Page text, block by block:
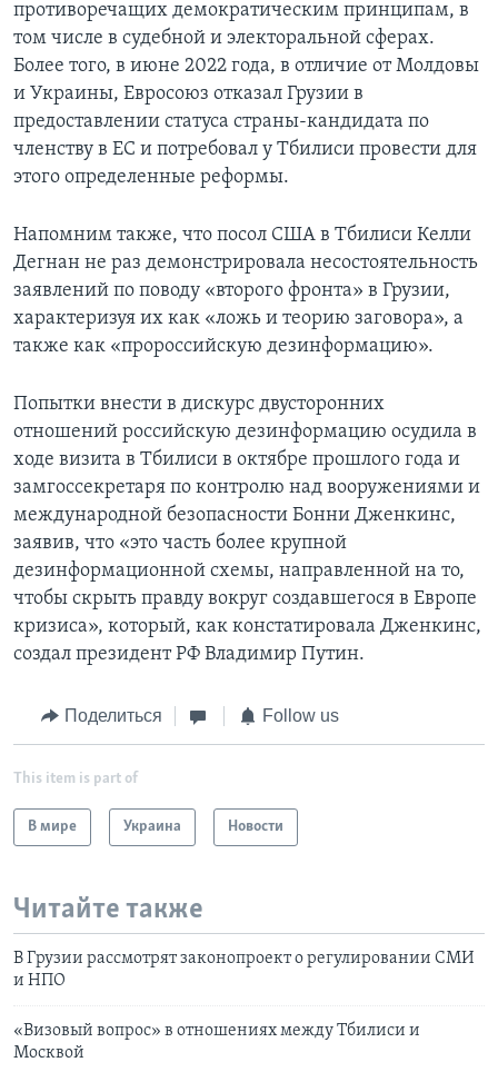
противоречащих демократическим принципам, в
том числе в судебной и электоральной сферах.
Более того, в июне 2022 года, в отличие от Молдовы
и Украины, Евросоюз отказал Грузии в
предоставлении статуса страны-кандидата по
членству в ЕС и потребовал у Тбилиси провести для
этого определенные реформы.
Напомним также, что посол США в Тбилиси Келли
Дегнан не раз демонстрировала несостоятельность
заявлений по поводу «второго фронта» в Грузии,
характеризуя их как «ложь и теорию заговора», а
также как «пророссийскую дезинформацию».
Попытки внести в дискурс двусторонних
отношений российскую дезинформацию осудила в
ходе визита в Тбилиси в октябре прошлого года и
замгоссекретаря по контролю над вооружениями и
международной безопасности Бонни Дженкинс,
заявив, что «это часть более крупной
дезинформационной схемы, направленной на то,
чтобы скрыть правду вокруг создавшегося в Европе
кризиса», который, как констатировала Дженкинс,
создал президент РФ Владимир Путин.
Поделиться Follow us
This item is part of
В мире Украина Новости
Читайте также
В Грузии рассмотрят законопроект о регулировании СМИ
и НПО
«Визовый вопрос» в отношениях между Тбилиси и
Москвой